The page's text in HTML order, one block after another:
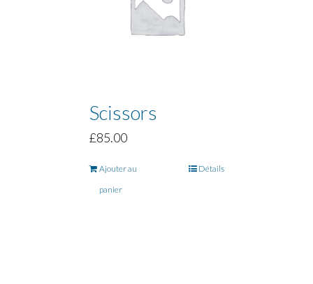
Scissors
£85.00
Ajouter au
panier
Détails